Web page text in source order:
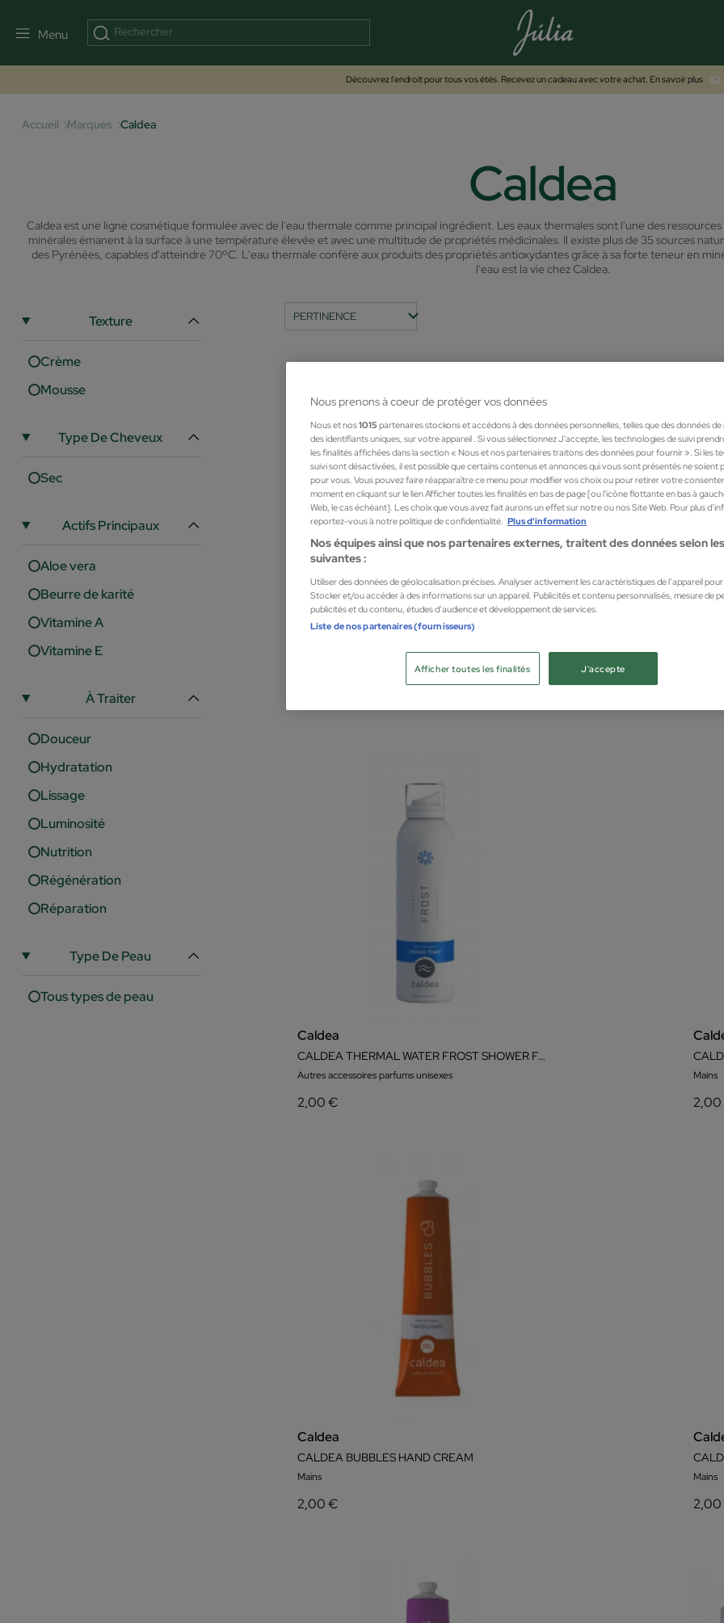
Menu
Découvrez l'endroit pour tous vos étés. Recevez un cadeau avec votre achat. En savoir plus ICI
Accueil Marques Caldea
Caldea
Caldea est une ligne cosmétique formulée avec de l'eau thermale comme principal ingrédient. Les eaux thermales sont l'une des
minérales émanent à la surface à une température élevée et avec une multitude de propriétés médicinales. Il existe plus de 35 sources
des Pyrénées, capables d'atteindre 70ºC. L'eau thermale confère aux produits des propriétés antioxydantes grâce à sa forte teneur en
l'eau est la vie chez Caldea.
Texture
Crème
Mousse
Type De Cheveux
Sec
Actifs Principaux
Aloe vera
Beurre de karité
Vitamine A
Vitamine E
À Traiter
Douceur
Hydratation
Lissage
Luminosité
Nutrition
Régénération
Réparation
Type De Peau
Tous types de peau
Caldea
CALDEA FROST HAND CREAM
Caldea
CALDEA THERMAL WATER FROST SHOWER FOAM
Autres accessoires parfums unisexes
2,00 €
Mains
Caldea
CALDEA BUBBLES HAND CREAM
Mains
2,00 €
Mains
Nous prenons à coeur de protéger vos données
Nous et nos1015 partenaires stockons et accédons à des données personnelles, telles que des données
des identifiants uniques, sur votre appareil . Si vous sélectionnez J'accepte, les technologies de suivi
les finalités affichées dans la section « Nous et nos partenaires traitons des données pour fournir ». Si les
suivi sont désactivées, il est possible que certains contenus et annonces qui vous sont présentés ne soient
pour vous. Vous pouvez faire réapparaître ce menu pour modifier vos choix ou pour retirer votre
moment en cliquant sur le lien Afficher toutes les finalités en bas de page [ou l'icône flottante en bas à
Web, le cas échéant]. Les choix que vous avez fait aurons un effet sur notre ou nos Site Web. Pour plus
reportez-vous à notre politique de confidentialité. Plus d'information
Nos équipes ainsi que nos partenaires externes, traitent des données selon
suivantes :
Utiliser des données de géolocalisation précises. Analyser activement les caractéristiques de l’appareil
Stocker et/ou accéder à des informations sur un appareil. Publicités et contenu personnalisés, mesure de
publicités et du contenu, études d’audience et développement de services.
Liste de nos partenaires (fournisseurs)
J'accepte
Afficher toutes les finalités